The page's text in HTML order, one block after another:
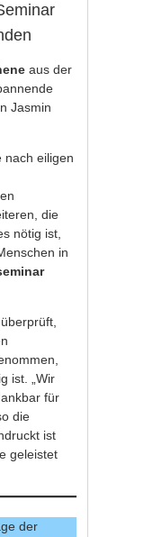
aus der
Jasmin
nach eiligen
die
nötig ist,
in
ist. „Wir
für
die
ist
geleistet
der